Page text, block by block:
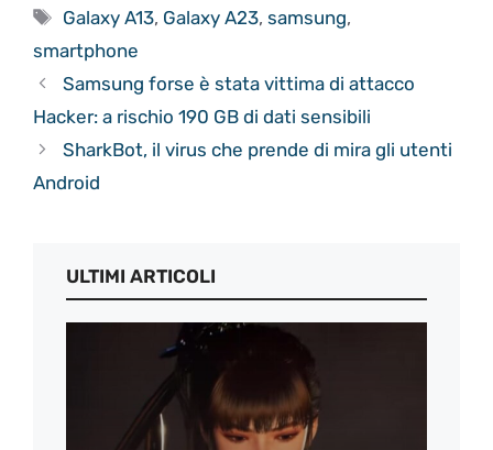
Tag
Galaxy A13, Galaxy A23,samsung,
smartphone
Samsung forse è stata vittima di attacco
Hacker: a rischio 190 GB di dati sensibili
SharkBot, il virus che prende di mira gli utenti
Android
ULTIMI ARTICOLI